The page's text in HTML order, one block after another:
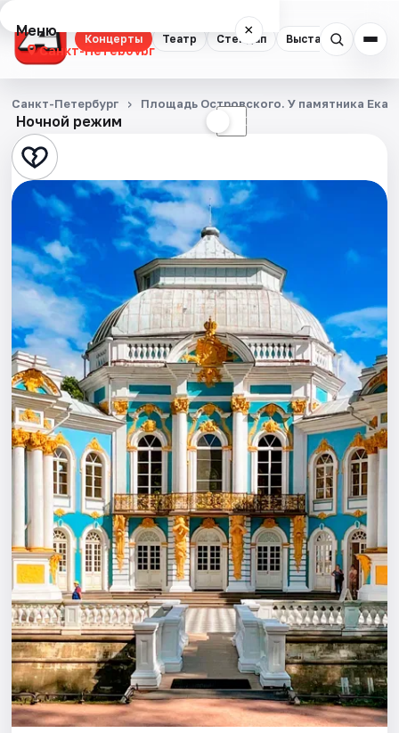
Концерты Театр Стендап Выставки
Меню ×
Санкт-Петербург
Концерты
Театр
Стендап
Выставки
Квесты
Экскурсии
Спорт
События
Города
Площадки
Артисты
Рейтинги
Ночной режим ☾
Санкт-Петербург Площадь Островского. У памятника